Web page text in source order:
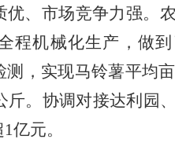
优、市场竞争力强。
程机械化生产，做
，实现马铃薯平均
斤。协调对接达利园
亿元。